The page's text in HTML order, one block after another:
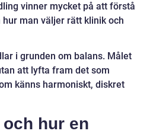
vinner mycket på att förstå
man väljer rätt klinik och
i grunden om balans. Målet
att lyfta fram det som
känns harmoniskt, diskret
hur en